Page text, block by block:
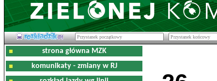
strona główna MZK
komunikaty - zmiany w RJ